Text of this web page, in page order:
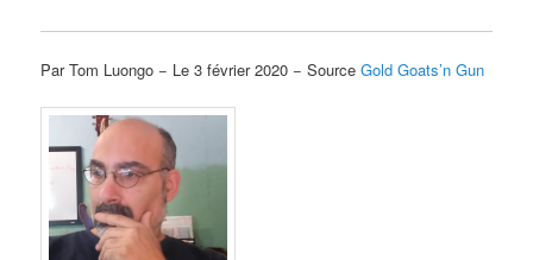
Par Tom Luongo − Le 3 février 2020 − SourceGold Goats’n Gun